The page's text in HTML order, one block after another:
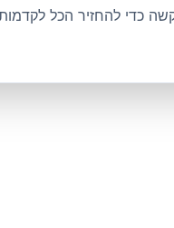
כדי להחזיר הכל